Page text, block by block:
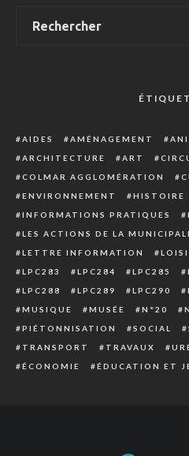
AIDES AMÉNAGEMENT
ARCHITECTURE
ART
COLMAR AGGLOMÉRATION
ENVIRONNEMENT
HISTOIRE
INFORMATIONS PRATIQUES
LES ACTIONS DE LA
LETTRE INFORMATION
LPC283
LPC284 LPC285
LPC288
LPC289 LPC290
MUSIQUE
MUSÉE N°20
PIÉTONNISATION
SOCIAL
TRANSPORT
TRAVAUX
ÉCONOMIE
ÉDUCATION ET